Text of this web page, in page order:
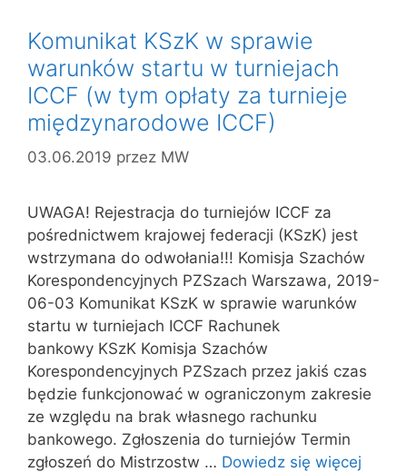
Komunikat KSzK w sprawie
warunków startu w turniejach
ICCF (w tym opłaty za turnieje
międzynarodowe ICCF)
03.06.2019 przez MW
UWAGA! Rejestracja do turniejów ICCF za
pośrednictwem krajowej federacji (KSzK) jest
wstrzymana do odwołania!!! Komisja Szachów
Korespondencyjnych PZSzach Warszawa, 2019-
06-03 Komunikat KSzK w sprawie warunków
startu w turniejach ICCF Rachunek
bankowy KSzK Komisja Szachów
Korespondencyjnych PZSzach przez jakiś czas
będzie funkcjonować w ograniczonym zakresie
ze względu na brak własnego rachunku
bankowego. Zgłoszenia do turniejów Termin
zgłoszeń do Mistrzostw … Dowiedz się więcej